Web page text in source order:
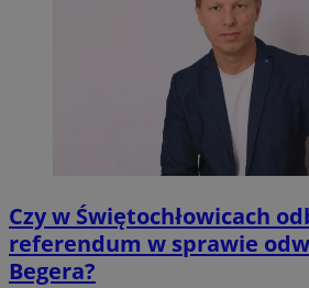
Czy w Świętochłowicach
referendum w sprawie
Begera?